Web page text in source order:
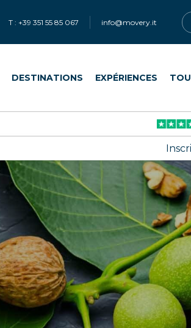
T : +39 351 55 85 067 info@movery.it
DESTINATIONS EXPÉRIENCES